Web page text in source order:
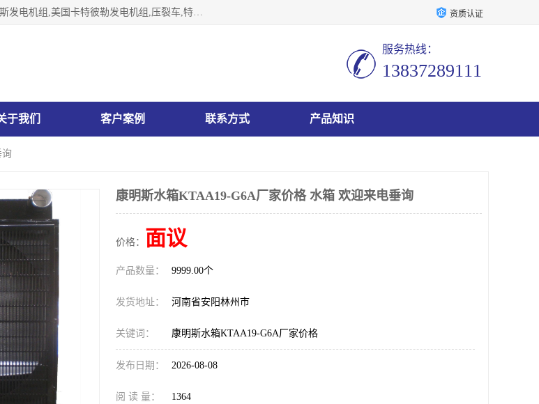
林州市万泉水箱有限责任公司专业生济南柴油机,胜动柴油机燃气机卧式,重庆康明斯发电机组,美国卡特彼勒发电机组,压裂车,特雷克斯矿车,卡特矿车,小松反铲,卡特反铲装载机,日立反铲,阿特拉斯科普柯钻机,山推推土机黄工推土机等系列水箱中冷器油冷器，公司始终发扬自力更生、艰苦奋斗的红旗渠精神、不断开拓、进取，以“先进的生产技术、一流的产品质量、良好的销售信誉”为宗旨。 资质认证
服务热线：
13837289111
于我们 客户案例 联系方式 产品知识
康明斯水箱KTAA19-G6A厂家价格 水箱 欢迎来电垂询
价格： 面议
产品数量： 9999.00个
发货地址： 河南省安阳林州市
关键词： 康明斯水箱KTAA19-G6A厂家价格
发布日期： 2026-08-08
阅 读 量： 1364